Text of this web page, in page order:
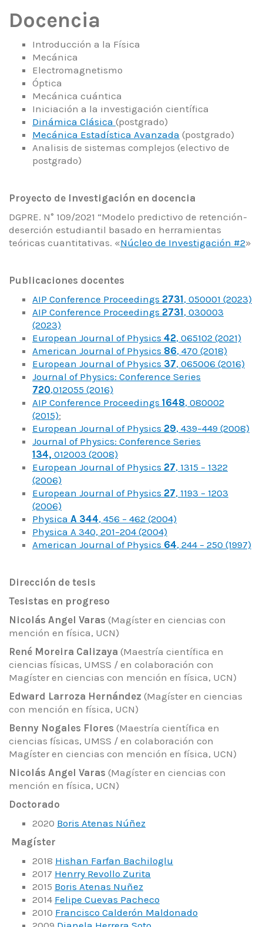
Docencia
Introducción a la Física
Mecánica
Electromagnetismo
Óptica
Mecánica cuántica
Iniciación a la investigación científica
Dinámica Clásica (postgrado)
Mecánica Estadística Avanzada (postgrado)
Analisis de sistemas complejos (electivo de
postgrado)
Proyecto de Investigación en docencia
DGPRE. N° 109/2021 “Modelo predictivo de retención-
deserción estudiantil basado en herramientas
teóricas cuantitativas. «Núcleo de Investigación #2»
Publicaciones docentes
AIP Conference Proceedings 2731, 050001 (2023)
AIP Conference Proceedings 2731, 030003
(2023)
European Journal of Physics 42, 065102 (2021)
American Journal of Physics 86, 470 (2018)
European Journal of Physics 37, 065006 (2016)
Journal of Physics: Conference Series
720,012055 (2016)
AIP Conference Proceedings 1648, 080002
(2015);
European Journal of Physics 29, 439–449 (2008)
Journal of Physics: Conference Series
134, 012003 (2008)
European Journal of Physics 27, 1315 – 1322
(2006)
European Journal of Physics 27, 1193 – 1203
(2006)
Physica A 344, 456 – 462 (2004)
Physica A 340, 201–204 (2004)
American Journal of Physics 64, 244 – 250 (1997)
Dirección de tesis
Tesistas en progreso
Nicolás Angel Varas (Magíster en ciencias con
mención en física, UCN)
René Moreira Calizaya (Maestría científica en
ciencias físicas, UMSS / en colaboración con
Magíster en ciencias con mención en física, UCN)
Edward Larroza Hernández (Magíster en ciencias
con mención en física, UCN)
Benny Nogales Flores (Maestría científica en
ciencias físicas, UMSS / en colaboración con
Magíster en ciencias con mención en física, UCN)
Nicolás Angel Varas (Magíster en ciencias con
mención en física, UCN)
Doctorado
2020 Boris Atenas Núñez
Magíster
2018 Hishan Farfan Bachiloglu
2017 Henrry Revollo Zurita
2015 Boris Atenas Nuñez
2014 Felipe Cuevas Pacheco
2010 Francisco Calderón Maldonado